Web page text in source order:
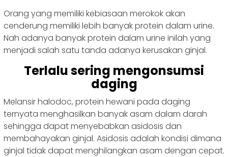
Orang yang memiliki kebiasaan merokok akan
cenderung memiliki lebih banyak protein dalam urine.
Nah adanya banyak protein dalam urine inilah yang
menjadi salah satu tanda adanya kerusakan ginjal.
Terlalu sering mengonsumsi
daging
Melansir halodoc, protein hewani pada daging
ternyata menghasilkan banyak asam dalam darah
sehingga dapat menyebabkan asidosis dan
membahayakan ginjal. Asidosis adalah kondisi dimana
ginjal tidak dapat menghilangkan asam dengan cepat.